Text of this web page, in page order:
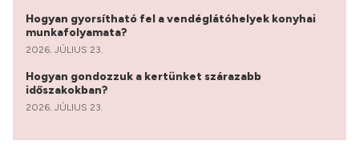
Hogyan gyorsítható fel a vendéglátóhelyek konyhai
munkafolyamata?
2026. JÚLIUS 23.
Hogyan gondozzuk a kertünket szárazabb
időszakokban?
2026. JÚLIUS 23.